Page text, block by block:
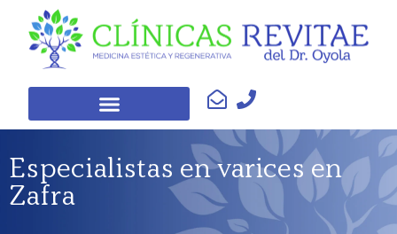
Especialistas en varices en
Zafra